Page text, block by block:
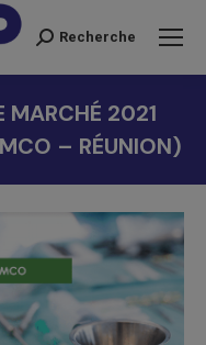
Recherche
Recherche
MARCHÉ 2021
– RÉUNION)